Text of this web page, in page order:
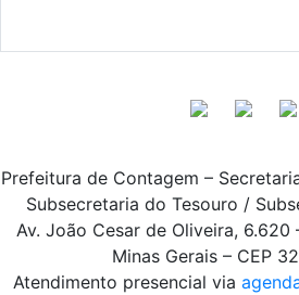
Prefeitura de Contagem –
Subsecretaria do Tesouro /
Av. João Cesar de Oliveira, 6.620
Minas Gerais – CEP
Atendimento presencial via